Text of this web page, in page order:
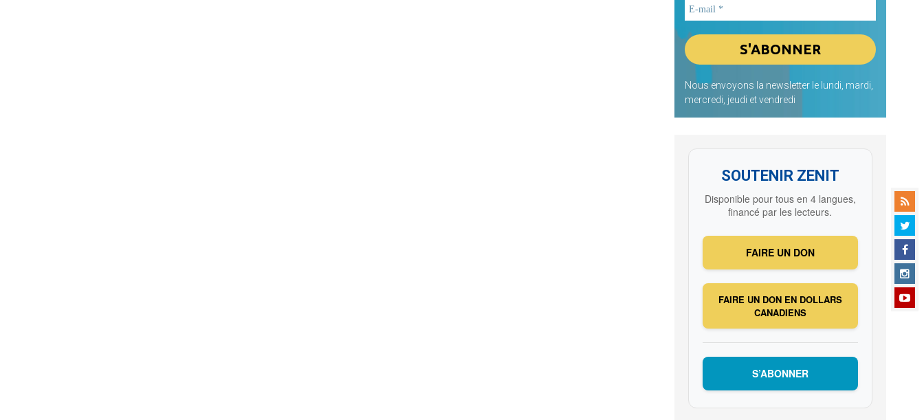
Nous envoyons la newsletter le lundi, mardi,
mercredi, jeudi et vendredi
SOUTENIR ZENIT
Disponible pour tous en 4 langues,
financé par les lecteurs.
FAIRE UN DON
FAIRE UN DON EN DOLLARS
CANADIENS
S’ABONNER